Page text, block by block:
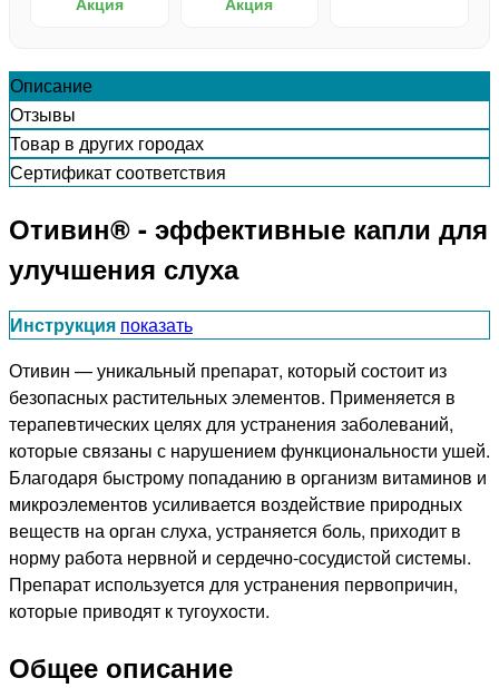
Описание
Отзывы
Товар в других городах
Сертификат соответствия
Отивин® - эффективные капли для
улучшения слуха
Инструкция показать
Отивин — уникальный препарат, который состоит из
безопасных растительных элементов. Применяется в
терапевтических целях для устранения заболеваний,
которые связаны с нарушением функциональности ушей.
Благодаря быстрому попаданию в организм витаминов и
микроэлементов усиливается воздействие природных
веществ на орган слуха, устраняется боль, приходит в
норму работа нервной и сердечно-сосудистой системы.
Препарат используется для устранения первопричин,
которые приводят к тугоухости.
Общее описание